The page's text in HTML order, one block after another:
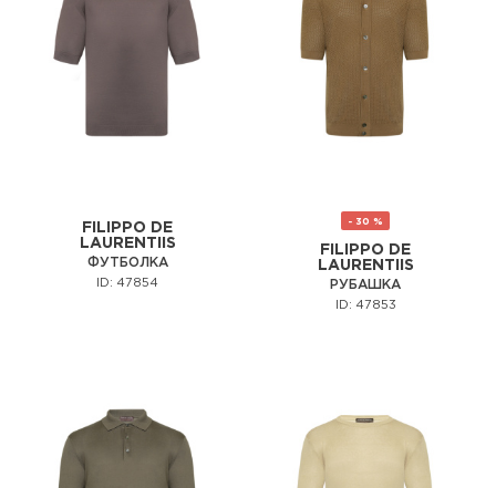
FILIPPO DE
LAURENTIIS
ФУТБОЛКА
ID: 47854
- 30 %
FILIPPO DE
LAURENTIIS
РУБАШКА
ID: 47853